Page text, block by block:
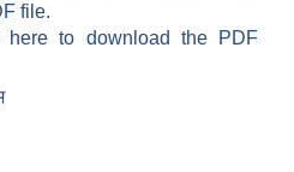
file.
here to download the PDF